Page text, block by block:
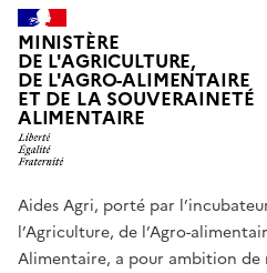
MINISTÈRE
DE L'AGRICULTURE,
DE L'AGRO-ALIMENTAIRE
ET DE LA SOUVERAINETÉ
ALIMENTAIRE
Aides Agri, porté par
l’Agriculture, de l’Agro-
Alimentaire, a pour ambition de